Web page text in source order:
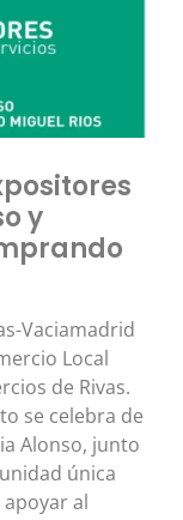
y
Vaciamadrid
Local
de Rivas.
se celebra de
Alonso, junto
única
al